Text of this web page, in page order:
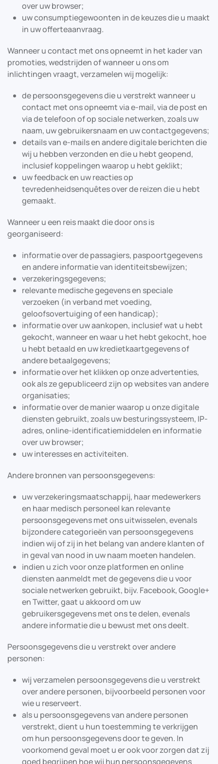
over uw browser;
uw consumptiegewoonten in de keuzes die u maakt
in uw offerteaanvraag.
Wanneer u contact met ons opneemt in het kader van
promoties, wedstrijden of wanneer u ons om
inlichtingen vraagt, verzamelen wij mogelijk:
de persoonsgegevens die u verstrekt wanneer u
contact met ons opneemt via e-mail, via de post en
via de telefoon of op sociale netwerken, zoals uw
naam, uw gebruikersnaam en uw contactgegevens;
details van e-mails en andere digitale berichten die
wij u hebben verzonden en die u hebt geopend,
inclusief koppelingen waarop u hebt geklikt;
uw feedback en uw reacties op
tevredenheidsenquêtes over de reizen die u hebt
gemaakt.
Wanneer u een reis maakt die door ons is
georganiseerd:
informatie over de passagiers, paspoortgegevens
en andere informatie van identiteitsbewijzen;
verzekeringsgegevens;
relevante medische gegevens en speciale
verzoeken (in verband met voeding,
geloofsovertuiging of een handicap);
informatie over uw aankopen, inclusief wat u hebt
gekocht, wanneer en waar u het hebt gekocht, hoe
u hebt betaald en uw kredietkaartgegevens of
andere betaalgegevens;
informatie over het klikken op onze advertenties,
ook als ze gepubliceerd zijn op websites van andere
organisaties;
informatie over de manier waarop u onze digitale
diensten gebruikt, zoals uw besturingssysteem, IP-
adres, online-identificatiemiddelen en informatie
over uw browser;
uw interesses en activiteiten.
Andere bronnen van persoonsgegevens:
uw verzekeringsmaatschappij, haar medewerkers
en haar medisch personeel kan relevante
persoonsgegevens met ons uitwisselen, evenals
bijzondere categorieën van persoonsgegevens
indien wij of zij in het belang van andere klanten of
in geval van nood in uw naam moeten handelen.
indien u zich voor onze platformen en online
diensten aanmeldt met de gegevens die u voor
sociale netwerken gebruikt, bijv. Facebook, Google+
en Twitter, gaat u akkoord om uw
gebruikersgegevens met ons te delen, evenals
andere informatie die u bewust met ons deelt.
Persoonsgegevens die u verstrekt over andere
personen:
wij verzamelen persoonsgegevens die u verstrekt
over andere personen, bijvoorbeeld personen voor
wie u reserveert.
als u persoonsgegevens van andere personen
verstrekt, dient u hun toestemming te verkrijgen
om hun persoonsgegevens door te geven. In
voorkomend geval moet u er ook voor zorgen dat zij
goed begrijpen hoe wij hun persoonsgegevens